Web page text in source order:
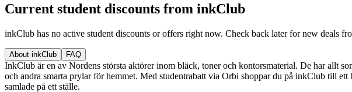
Current student discounts from inkClub
inkClub has no active student discounts or offers right now. Check back later for new deals
About inkClub FAQ
InkClub är en av Nordens största aktörer inom bläck, toner och kontorsmaterial. De har allt
och andra smarta prylar för hemmet. Med studentrabatt via Orbi shoppar du på inkClub till
samlade på ett ställe.